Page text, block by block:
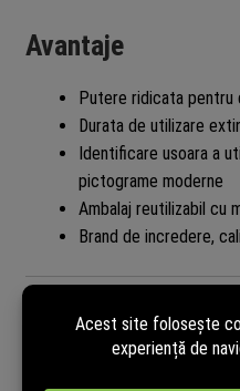
Avantaje
Putere ridicata pentru
Durata de utilizare
Identificare usoara a
pictograme moderne
Ambalaj reutilizabil cu
Brand de incredere,
Descarcati fisa